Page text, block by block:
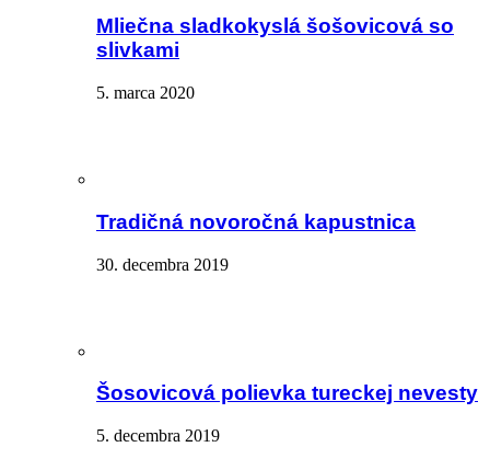
Mliečna sladkokyslá šošovicová so
slivkami
5. marca 2020
Tradičná novoročná kapustnica
30. decembra 2019
Šosovicová polievka tureckej nevesty
5. decembra 2019